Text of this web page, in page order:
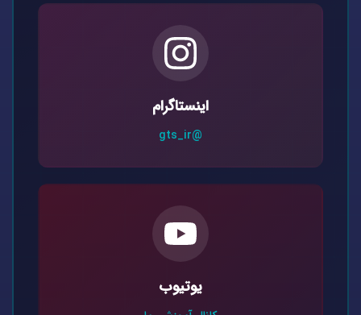
اینستاگرام
@gts_ir
یوتیوب